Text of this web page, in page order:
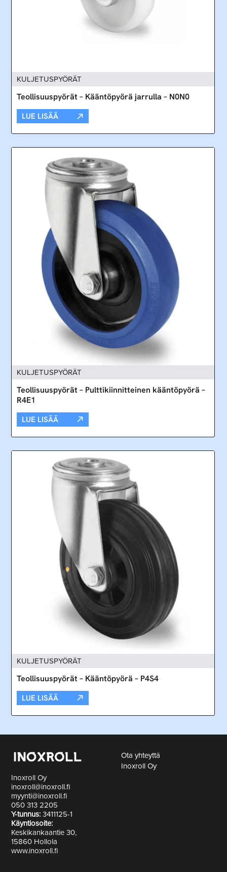
KULJETUSPYÖRÄT
Teollisuuspyörät – Kääntöpyörä jarrulla – N0N0
LUE LISÄÄ
KULJETUSPYÖRÄT
Teollisuuspyörät – Pulttikiinnitteinen kääntöpyörä –
R4E1
LUE LISÄÄ
KULJETUSPYÖRÄT
Teollisuuspyörät – Kääntöpyörä – P4S4
LUE LISÄÄ
Inoxroll Oy
inoxroll@inoxroll.fi
myynti@inoxroll.fi
050 313 2205
Y-tunnus:3411125-1
Käyntiosoite:
Keskikankaantie 30,
15860 Hollola
www.inoxroll.fi
Ota yhteyttä
Inoxroll Oy